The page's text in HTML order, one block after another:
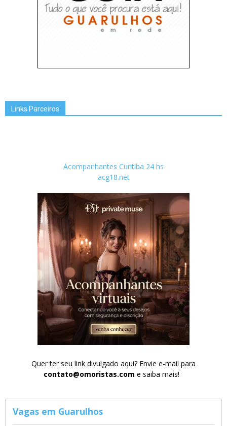
Links Parceiros
Acompanhantes Curitiba 24 hs
acg18.net
Quer ter seu link divulgado aqui? Envie e-mail para
contato@omoristas.com e saiba mais!
Vagas em Guarulhos